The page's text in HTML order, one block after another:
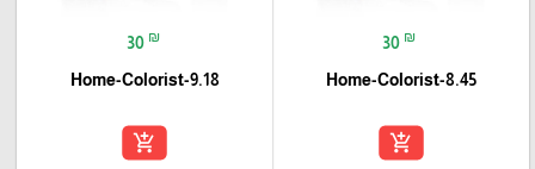
30 ₪
Home-Colorist-8.45
add_shopping_cart
30 ₪
Home-Colorist-9.18
add_shopping_cart